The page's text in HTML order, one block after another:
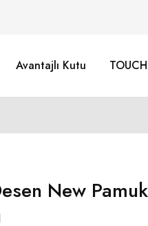
Avantajlı Kutu TOUCH
New